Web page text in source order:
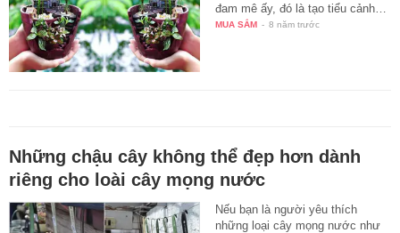
đam mê ấy, đó là tạo tiểu cảnh…
MUA SẮM - 8 năm trước
Những chậu cây không thể đẹp hơn dành
riêng cho loài cây mọng nước
Nếu bạn là người yêu thích
những loại cây mọng nước như